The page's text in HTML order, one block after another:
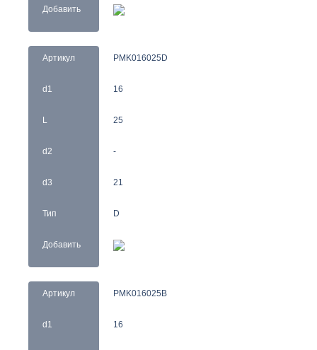
Добавить
Артикул
d1
L
d2
d3
Тип
Добавить
PMK016025D
16
25
-
21
D
Артикул
d1
PMK016025B
16